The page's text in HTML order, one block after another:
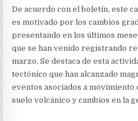
De acuerdo con el boletín, este
es motivado por los cambios
presentando en los últimos
que se han venido registrando
marzo. Se destaca de esta
tectónico que han alcanzado
eventos asociados a
suelo volcánico y cambios en la